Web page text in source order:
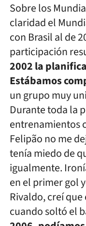
Sobre los
claridad el
con Brasil al de
participación
2002 la
Estábamos
un grupo muy
Durante toda la
entrenamientos
Felipão no me
tenía miedo de
igualmente.
en el primer gol
Rivaldo, creí
cuando soltó el